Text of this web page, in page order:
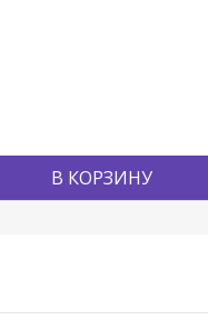
В КОРЗИНУ